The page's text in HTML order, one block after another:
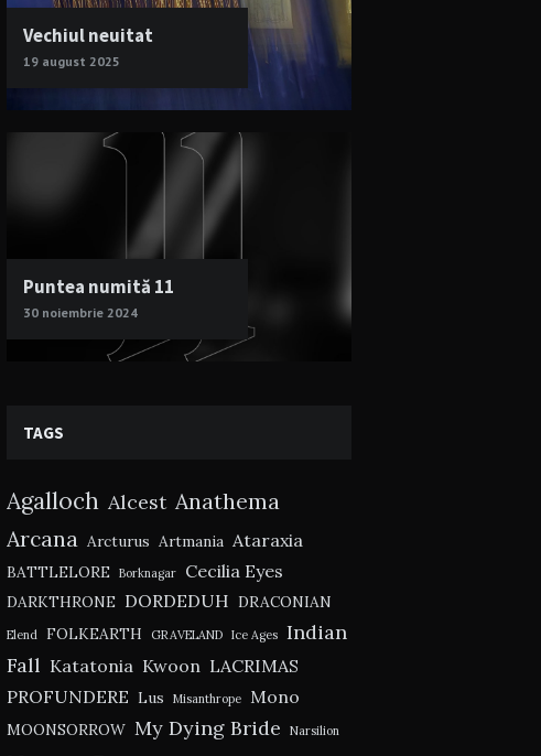
Vechiul neuitat
19 august 2025
Puntea numită 11
30 noiembrie 2024
TAGS
Agalloch Alcest Anathema
Arcana Arcturus Artmania Ataraxia
BATTLELORE Borknagar Cecilia Eyes
DARKTHRONE DORDEDUH DRACONIAN
Elend FOLKEARTH GRAVELAND Ice Ages Indian
Fall Katatonia Kwoon LACRIMAS
PROFUNDERE Lus Misanthrope Mono
MOONSORROW My Dying Bride Narsilion